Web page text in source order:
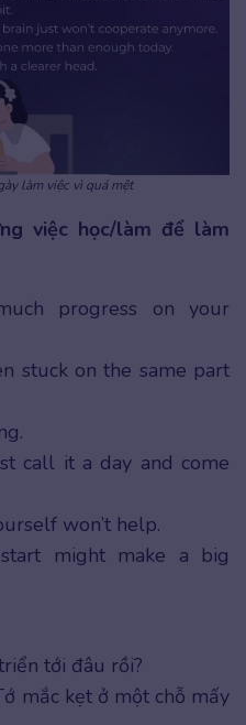
làm việc vì quá mệt
việc học/làm để làm
progress on your
stuck on the same part
call it a day and come
won’t help.
might make a big
tới đâu rồi?
mắc kẹt ở một chỗ mấy